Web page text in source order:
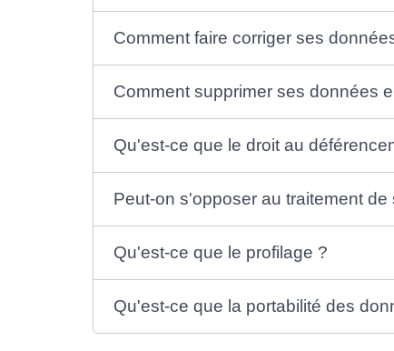
Comment faire corriger ses
Comment supprimer ses données
Qu'est-ce que le droit au
Peut-on s'opposer au traitement
Qu'est-ce que le profilage ?
Qu'est-ce que la portabilité des